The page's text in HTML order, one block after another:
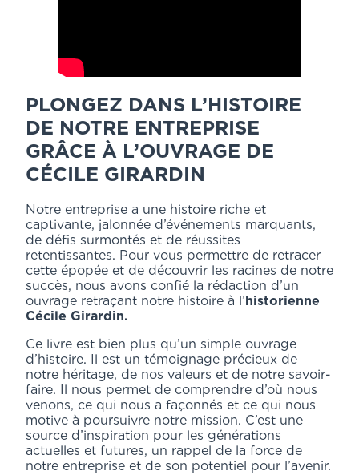
PLONGEZ DANS L’HISTOIRE
DE NOTRE ENTREPRISE
GRÂCE À L’OUVRAGE DE
CÉCILE GIRARDIN
Notre entreprise a une histoire riche et
captivante, jalonnée d’événements marquants,
de défis surmontés et de réussites
retentissantes. Pour vous permettre de retracer
cette épopée et de découvrir les racines de notre
succès, nous avons confié la rédaction d’un
ouvrage retraçant notre histoire à l’ historienne
Cécile Girardin.
Ce livre est bien plus qu’un simple ouvrage
d’histoire. Il est un témoignage précieux de
notre héritage, de nos valeurs et de notre savoir-
faire. Il nous permet de comprendre d’où nous
venons, ce qui nous a façonnés et ce qui nous
motive à poursuivre notre mission. C’est une
source d’inspiration pour les générations
actuelles et futures, un rappel de la force de
notre entreprise et de son potentiel pour l’avenir.